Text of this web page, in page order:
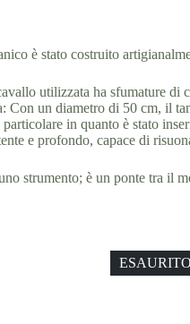
è stato costruito
utilizzata ha sfumature di
Con un diametro di 50 cm, il
in quanto è stato
e profondo, capace di
strumento; è un ponte tra il
ESAURITO